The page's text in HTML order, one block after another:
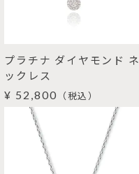
プラチナ ダイヤモンド ネ
ックレス
¥ 52,800 （税込）